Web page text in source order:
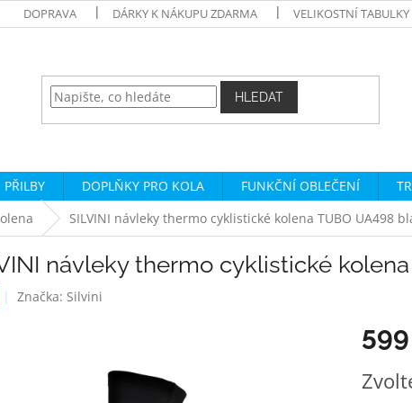
DOPRAVA DÁRKY K NÁKUPU ZDARMA VELIKOSTNÍ TABULKY
HLEDAT
PŘILBY DOPLŇKY PRO KOLA FUNKČNÍ OBLEČENÍ
SILVINI návleky thermo cyklistické kolena TUBO UA498
návleky thermo cyklistické
Značka: Silvini
cena: